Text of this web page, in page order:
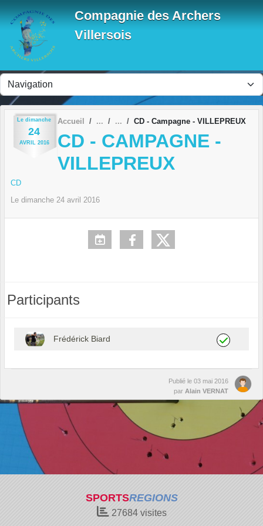
Compagnie des Archers
Villersois
Le dimanche
24
AVRIL 2016
Accueil CD - Campagne - VILLEPREUX
CD - CAMPAGNE -
VILLEPREUX
CD
Le dimanche 24 avril 2016
Participants
Frédérick Biard
Publié le 03 mai 2016
par Alain VERNAT
SPORTSREGIONS
27684visites